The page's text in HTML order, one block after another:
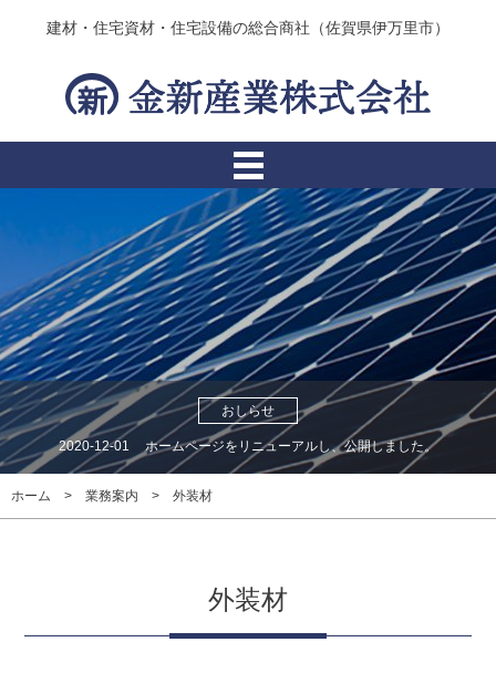
建材・住宅資材・住宅設備の総合商社（佐賀県伊万里市）
おしらせ
2020-12-01 ホームページをリニューアルし、公開しました。
ホーム 業務案内 外装材
外装材